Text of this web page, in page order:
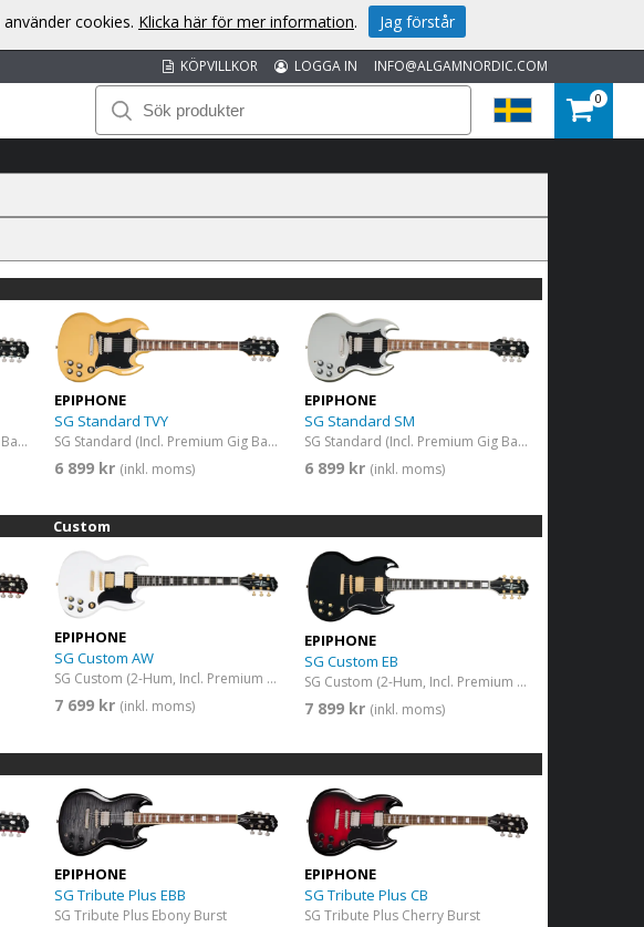
INFO@ALGAMNORDIC.COM
LOGGA IN
KÖPVILLKOR
0
SG Standard (Incl. Premium Gig Bag) Pelham Blue
EPIPHONE
SG Standard TVY
SG Standard (Incl. Premium Gig Bag) TV Yellow
6 899 kr (inkl. moms)
EPIPHONE
SG Standard SM
SG Standard (Incl. Premium Gig Bag) Silver Mist
6 899 kr (inkl. moms)
Custom
EPIPHONE
SG Custom AW
SG Custom (2-Hum, Incl. Premium Gig Bag) Alpine White
7 699 kr (inkl. moms)
EPIPHONE
SG Custom EB
SG Custom (2-Hum, Incl. Premium Gig Bag) Ebony
7 899 kr (inkl. moms)
EPIPHONE
SG Tribute Plus EBB
SG Tribute Plus Ebony Burst
EPIPHONE
SG Tribute Plus CB
SG Tribute Plus Cherry Burst
cookies. Klicka här för mer information. Jag förstår